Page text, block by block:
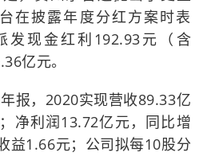
在披露年度分红方案时表
发现金红利192.93元（含
亿元。
报，2020实现营收89.33亿
净利润13.72亿元，同比增
益1.66元；公司拟每10股分